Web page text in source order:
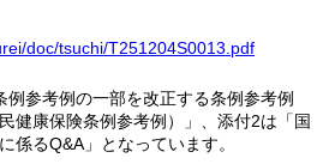
doc/tsuchi/T251204S0013.pdf
参考例の一部を改正する条例参考例
健康保険条例参考例）」、添付2は「国
係るQ&A」となっています。